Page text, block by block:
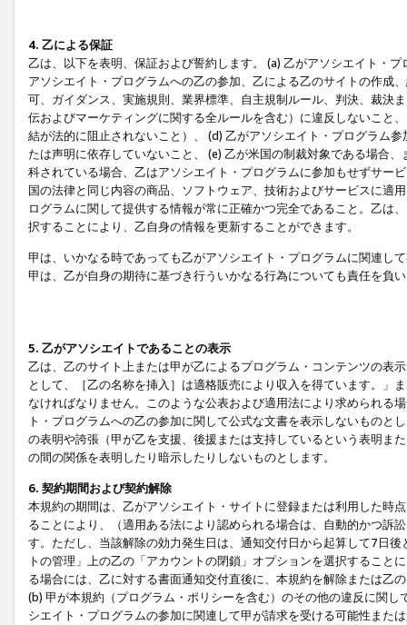
4. 乙による保証
乙は、以下を表明、保証および誓約します。 (a) 乙がアソシエイト・
アソシエイト・プログラムへの乙の参加、乙による乙のサイトの作成
可、ガイダンス、実施規則、業界標準、自主規制ルール、判決、裁決
伝およびマーケティングに関する全ルールを含む）に違反しないこと
結が法的に阻止されないこと）、 (d) 乙がアソシエイト・プログラム
たは声明に依存していないこと、 (e) 乙が米国の制裁対象である場合
科されている場合、乙はアソシエイト・プログラムに参加もせずサー
国の法律と同じ内容の商品、ソフトウェア、技術およびサービスに適
ログラムに関して提供する情報が常に正確かつ完全であること。乙は
択することにより、乙自身の情報を更新することができます。
甲は、いかなる時であっても乙がアソシエイト・プログラムに関連し
甲は、乙が自身の期待に基づき行ういかなる行為についても責任を負
5. 乙がアソシエイトであることの表示
乙は、乙のサイト上または甲が乙によるプログラム・コンテンツの表
として、［乙の名称を挿入］は適格販売により収入を得ています。」
なければなりません。このような公表および適用法により求められる
ト・プログラムへの乙の参加に関して公式な文書を表示しないもの
の表明や誇張（甲が乙を支援、後援または支持しているという表明ま
の間の関係を表明したり暗示したりしないものとします。
6. 契約期間および契約解除
本規約の期間は、乙がアソシエイト・サイトに登録または利用した時
ることにより、（適用ある法により認められる場合は、自動的かつ訴
す。ただし、当該解除の効力発生日は、通知交付日から起算して7日
トの管理」上の乙の「アカウントの閉鎖」オプションを選択するこ
る場合には、乙に対する書面通知交付直後に、本規約を解除または乙
(b) 甲が本規約（プログラム・ポリシーを含む）のその他の違反に関
シエイト・プログラムの参加に関連して甲が請求を受ける可能性また